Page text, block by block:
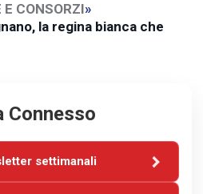
E CONSORZI»
la regina bianca che
Connesso
settimanali